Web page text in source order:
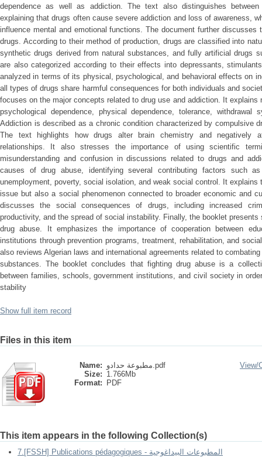
dependence as well as addiction. The text also distinguishes
explaining that drugs often cause severe addiction and loss of awareness,
influence mental and emotional functions. The document further
drugs. According to their method of production, drugs are classified into
synthetic drugs derived from natural substances, and fully artificial drugs
are also categorized according to their effects into depressants,
analyzed in terms of its physical, psychological, and behavioral effects on
all types of drugs share harmful consequences for both individuals and
focuses on the major concepts related to drug use and addiction. It
psychological dependence, physical dependence, tolerance, withdrawal
Addiction is described as a chronic condition characterized by compulsive
The text highlights how drugs alter brain chemistry and negatively
relationships. It also stresses the importance of using scientific
misunderstanding and confusion in discussions related to drugs and
causes of drug abuse, identifying several contributing factors such
unemployment, poverty, social isolation, and weak social control. It
issue but also a social phenomenon connected to broader economic and
discusses the social consequences of drugs, including increased
productivity, and the spread of social instability. Finally, the booklet
drug abuse. It emphasizes the importance of cooperation between
institutions through prevention programs, treatment, rehabilitation, and
also reviews Algerian laws and international agreements related to
substances. The booklet concludes that fighting drug abuse is a
between families, schools, government institutions, and civil society in
stability
Show full item record
Files in this item
Name:
مطبوعة حدادو.pdf
Size: 1.766Mb
Format:
PDF
View/
This item appears in the following Collection(s)
7.[FSSH] Publications pédagogiques - المطبوعات البيداغوجية